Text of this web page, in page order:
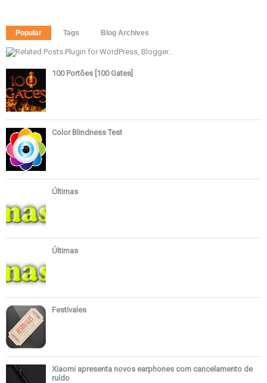
Popular Tags Blog Archives
100 Portões [100 Gates]
Color Blindness Test
Últimas
Últimas
Festivales
Xiaomi apresenta novos earphones com cancelamento de
ruído